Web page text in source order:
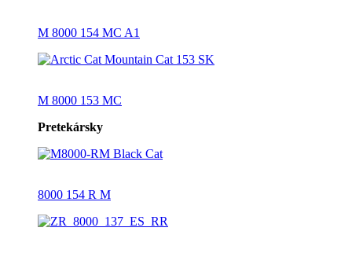
M 8000 154 MC A1
M 8000 153 MC
Pretekársky
8000 154 R M